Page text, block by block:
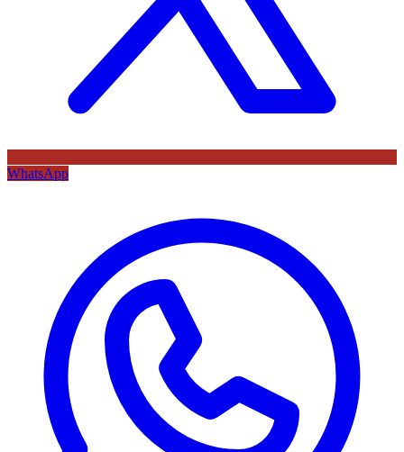
WhatsApp